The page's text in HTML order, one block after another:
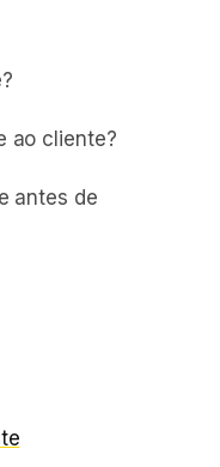
ao cliente?
antes de